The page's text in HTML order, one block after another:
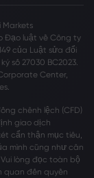
Đạo luật về Công ty
của Luật sửa đổi
số 27030 BC2023.
Center,
chênh lệch (CFD)
giao dịch
cẩn thận mục tiêu,
mình cũng như cân
lòng đọc toàn bộ
quan đến quyền